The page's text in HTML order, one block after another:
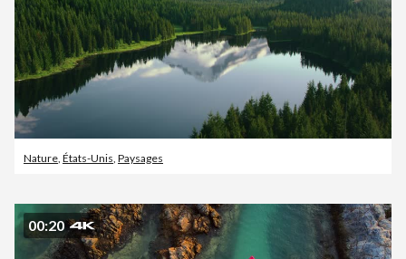
Nature États-Unis Paysages
00:20